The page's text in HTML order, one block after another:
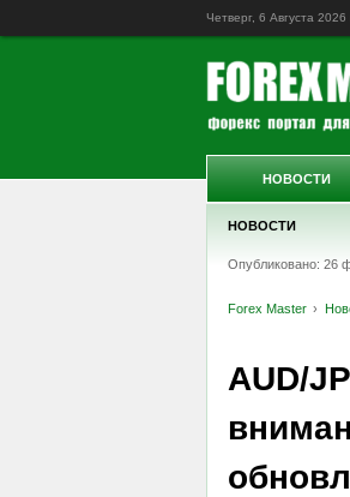
Четверг, 6 Августа
НОВОСТИ
Опубликовано: 26
Forex Master
AUD/
НОВОСТИ